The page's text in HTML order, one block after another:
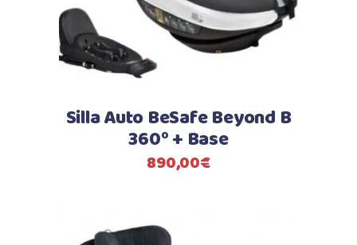
Silla Auto BeSafe Beyond B
360º + Base
890,00€